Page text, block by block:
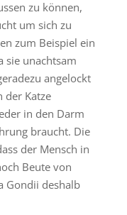
zu können,
um sich zu
zum Beispiel ein
sie unachtsam
angelockt
der Katze
in den Darm
braucht. Die
der Mensch in
Beute von
Gondii deshalb